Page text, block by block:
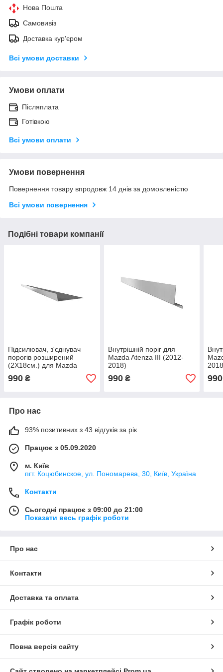
Нова Пошта
Самовивіз
Доставка кур'єром
Всі умови доставки
Умови оплати
Післяплата
Готівкою
Всі умови оплати
Умови повернення
Повернення товару впродовж 14 днів за домовленістю
Всі умови повернення
Подібні товари компанії
Підсилювач, з'єднувач
порогів розширений
(2Х18см.) для Mazda
Atenza III (2012-2018)
990 ₴
Внутрішній поріг для
Mazda Atenza III (2012-
2018)
990₴ 990
Про нас
93% позитивних з 43 відгуків за рік
Працює з 05.09.2020
м. Київ
пгт. Коцюбинское, ул. Пономарева, 30, Київ, Україна
Контакти
Сьогодні працює з 09:00 до 21:00
Показати весь графік роботи
Про нас
Контакти
Доставка та оплата
Графік роботи
Повна версія сайту